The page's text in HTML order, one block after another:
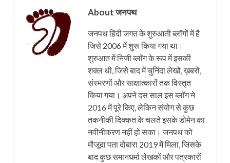
About जनपथ
जनपथ हिंदी जगत के शुरुआती ब्लॉगों में है
जिसे 2006 में शुरू किया गया था।
शुरुआत में निजी ब्लॉग के रूप में इसकी
शक्ल थी, जिसे बाद में चुनिंदा लेखों, ख़बरों,
संस्मरणों और साक्षात्कारों तक विस्तृत
किया गया। अपने दस साल इस ब्लॉग ने
2016 में पूरे किए, लेकिन संयोग से कुछ
तकनीकी दिक्कत के चलते इसके डोमेन का
नवीनीकरण नहीं हो सका। जनपथ को
मौजूदा पता दोबारा 2019 में मिला, जिसके
बाद कुछ समानधर्मा लेखकों और पत्रकारों